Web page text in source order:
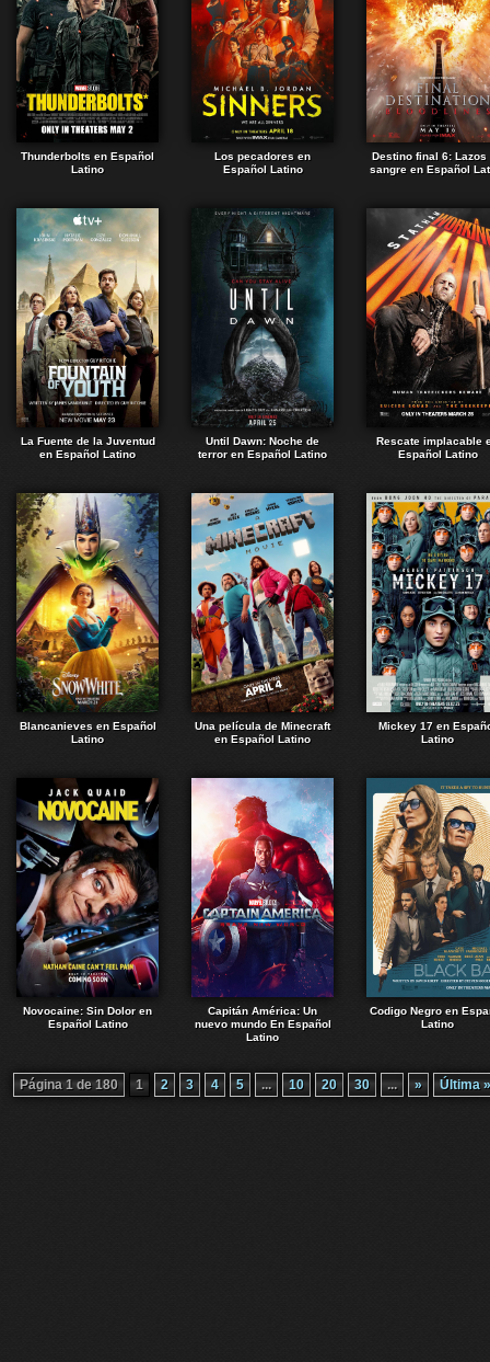
Thunderbolts en Español
Latino
Los pecadores en
Español Latino
Destino final 6: Lazos
sangre en Español
La Fuente de la Juventud
en Español Latino
Until Dawn: Noche de
terror en Español Latino
Rescate implacable
Español Latino
Blancanieves en Español
Latino
Una película de Minecraft
en Español Latino
Mickey 17 en
Latino
Novocaine: Sin Dolor en
Español Latino
Capitán América: Un
nuevo mundo En Español
Latino
Codigo Negro en
Latino
Página 1 de 180 1 2 3 4 5 ... 10 20 30 ... » Última »